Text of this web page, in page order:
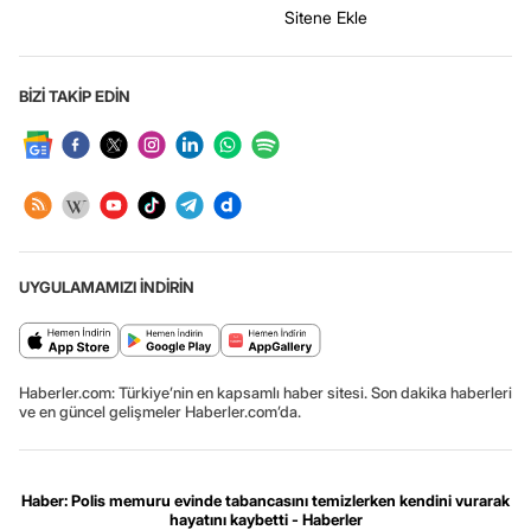
Sitene Ekle
BİZİ TAKİP EDİN
UYGULAMAMIZI İNDİRİN
Haberler.com: Türkiye’nin en kapsamlı haber sitesi. Son dakika haberleri
ve en güncel gelişmeler Haberler.com’da.
Haber: Polis memuru evinde tabancasını temizlerken kendini vurarak
hayatını kaybetti - Haberler